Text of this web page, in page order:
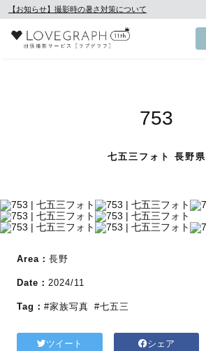
【お知らせ】撮影時の暑さ対策について
753
七五三フォト 長野県
Area： 長野
Date： 2024/11
Tag： #家族写真 #七五三
ツイート シェア